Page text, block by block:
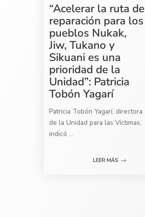
“Acelerar la ruta de
reparación para los
pueblos Nukak,
Jiw, Tukano y
Sikuani es una
prioridad de la
Unidad”: Patricia
Tobón Yagarí
Patricia Tobón Yagarí, directora
de la Unidad para las Víctimas,
indicó ...
LEER MÁS